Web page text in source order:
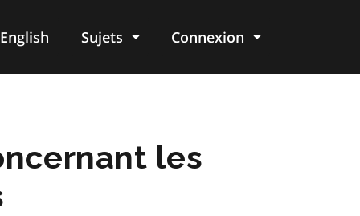
English Sujets Connexion
les